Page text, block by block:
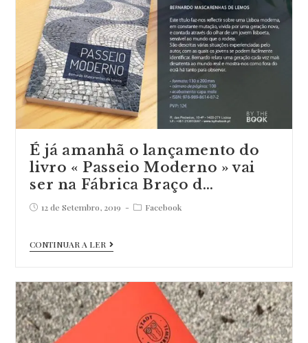
queremos
aproveitar
a
ocasião
para
agradecer
o
valioso
…
É já amanhã o lançamento do
livro « Passeio Moderno » vai
ser na Fábrica Braço d…
Post12 de Setembro, 2019
PostFacebook
CONTINUAR A LER
É
amanhã
o
lançamento